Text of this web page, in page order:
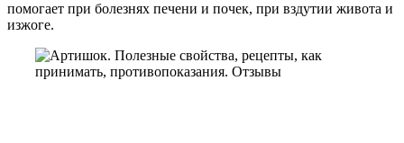
помогает при болезнях печени и почек, при вздутии живота и
изжоге.